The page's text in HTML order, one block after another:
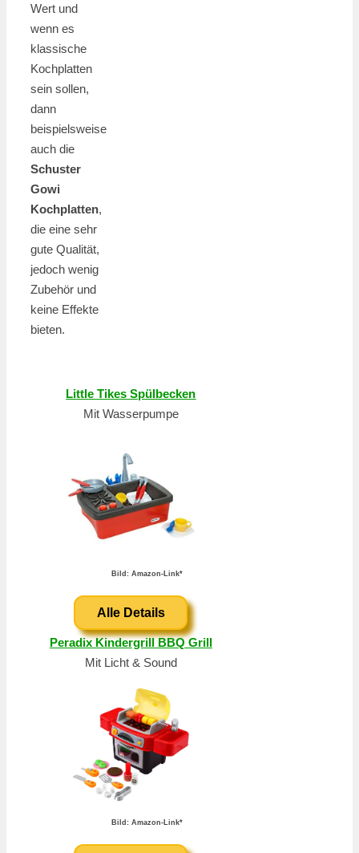
Wert und
wenn es
klassische
Kochplatten
sein sollen,
dann
beispielsweise
auch die
Schuster
Gowi
Kochplatten,
die eine sehr
gute Qualität,
jedoch wenig
Zubehör und
keine Effekte
bieten.
Little Tikes Spülbecken
Mit Wasserpumpe
Bild: Amazon-Link*
Alle Details
Peradix Kindergrill BBQ Grill
Mit Licht & Sound
Bild: Amazon-Link*